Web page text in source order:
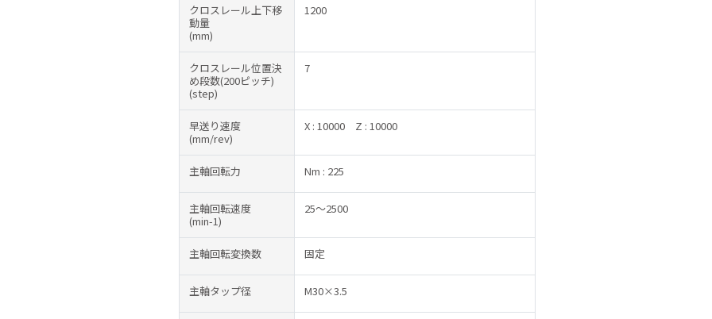
クロスレール上下移
動量
(mm)
1200
クロスレール位置決
め段数(200ピッチ)
(step)
7
早送り速度
(mm/rev)
X : 10000 Z : 10000
主軸回転力 Nm : 225
主軸回転速度
(min-1)
25～2500
主軸回転変換数 固定
主軸タップ径 M30×3.5